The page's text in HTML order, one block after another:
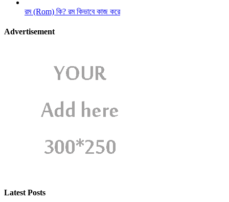
রম (Rom) কি? রম কিভাবে কাজ করে
Advertisement
Latest Posts